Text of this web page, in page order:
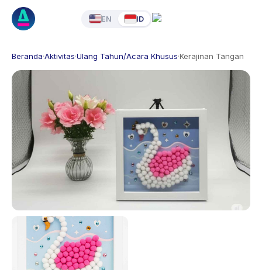
EN ID
Beranda·Aktivitas·Ulang Tahun/Acara Khusus·Kerajinan Tangan